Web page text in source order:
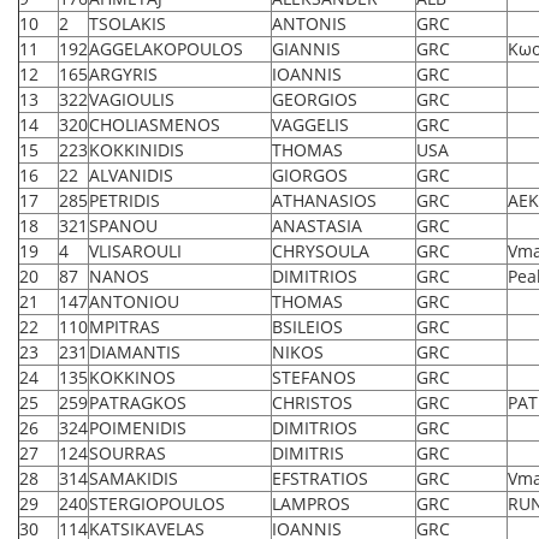
10
2 ТSOLAKIS АNTONIS
GRC
11
192AGGELAKOPOULOS GIANNIS GRC
12
165ARGYRIS IOANNIS
GRC
13
322VAGIOULIS GEORGIOS
GRC
14
320CHOLIASMENOS VAGGELIS
GRC
15
223KOKKINIDIS THOMAS
USA
16
22 ALVANIDIS GIORGOS
GRC
17
285PETRIDIS ATHANASIOS GRC
18
321 SPANOU ANASTASIA
GRC
19
4 VLISAROULI CHRYSOULA GRC
20
87 NANOS DIMITRIOS GRC
21
147ANTONIOU THOMAS
GRC
22
110MPITRAS BSILEIOS
GRC
23
231 DIAMANTIS NIKOS
GRC
24
135KOKKINOS STEFANOS
GRC
25
259PATRAGKOS CHRISTOS GRC
26
324POIMENIDIS DIMITRIOS
GRC
27
124SOURRAS DIMITRIS
GRC
28
314SAMAKIDIS EFSTRATIOS GRC
29
240STERGIOPOULOS LAMPROS GRC
30
114KATSIKAVELAS IOANNIS
GRC